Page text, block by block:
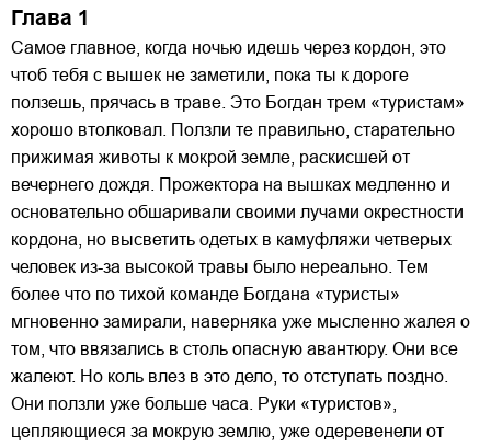
Глава 1
Самое главное, когда ночью идешь через кордон, это
чтоб тебя с вышек не заметили, пока ты к дороге
ползешь, прячась в траве. Это Богдан трем «туристам»
хорошо втолковал. Ползли те правильно, старательно
прижимая животы к мокрой земле, раскисшей от
вечернего дождя. Прожектора на вышках медленно и
основательно обшаривали своими лучами окрестности
кордона, но высветить одетых в камуфляжи четверых
человек из-за высокой травы было нереально. Тем
более что по тихой команде Богдана «туристы»
мгновенно замирали, наверняка уже мысленно жалея о
том, что ввязались в столь опасную авантюру. Они все
жалеют. Но коль влез в это дело, то отступать поздно.
Они ползли уже больше часа. Руки «туристов»,
цепляющиеся за мокрую землю, уже одеревенели от